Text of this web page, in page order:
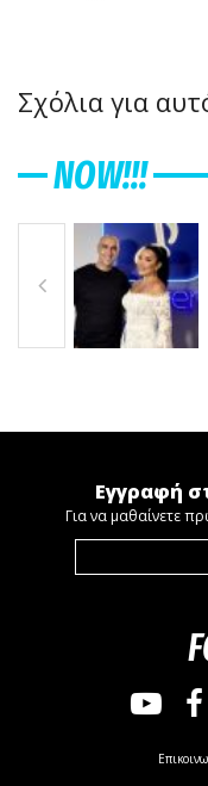
Σχόλια για
NOW!!!
Εγγραφή
Για να μαθαίνετε